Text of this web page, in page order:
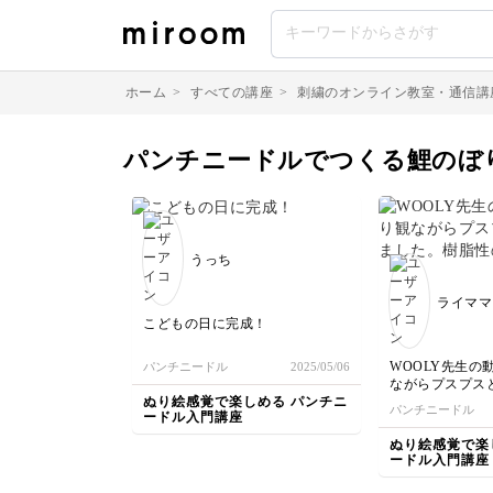
ホーム > すべての講座 > 刺繍のオンライン教室・通信講
パンチニードルでつくる鯉のぼ
うっち
こどもの日に完成！
パンチニードル 2025/05/06
ぬり絵感覚で楽しめる パンチニ
ードル入門講座
ライママ
WOOLY先生の
ながらプスプス
た。
樹脂性の刺繍枠
が、途中緩みが
貼り直しをした
パンチニードル
ぬり絵感覚で
ードル入門講座